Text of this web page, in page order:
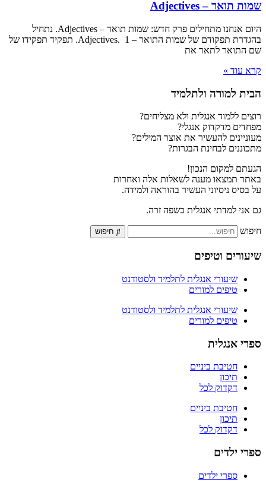
שמות תואר – Adjectives
היום אנחנו מתחילים פרק חדש: שמות תואר – Adjectives. נתחיל
בהגדרת תפקודם של שמות התואר – Adjectives. 1. תפקיד תפקידו של
שם התואר לתאר את
קרא עוד »
הבית למורה ולתלמיד
רוצים ללמוד אנגלית ולא מצליחים?
מפחדים מדקדוק אנגלי?
מעוניינים להעשיר את אוצר המילים?
מתכוננים לבחינת הבגרות?
הגעתם למקום הנכון!
באתר תמצאו מענה לשאלות אלה ואחרות
על בסיס ניסיוני העשיר בהוראה ולמידה.
גם אני למדתי אנגלית כשפה זרה.
חיפוש חיפוש
שיעורים וטיפים
שיעורי אנגלית לתלמיד ולסטודנט
טיפים למורים
שיעורי אנגלית לתלמיד ולסטודנט
טיפים למורים
ספרי אנגלית
חטיבת ביניים
תיכון
דקדוק לכל
חטיבת ביניים
תיכון
דקדוק לכל
ספרי ילדים
ספרי ילדים